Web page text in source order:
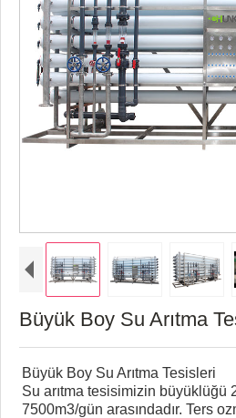
Büyük Boy Su Arıtma
Büyük Boy Su Arıtma Tesisleri
Su arıtma tesisimizin büyüklüğü
7500m3/gün arasındadır. Ters